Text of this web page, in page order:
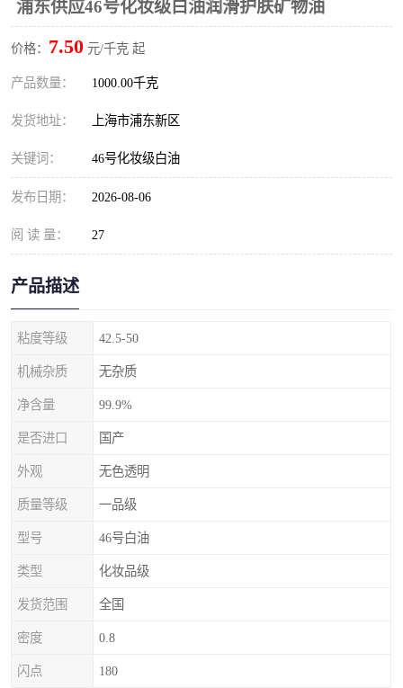
浦东供应46号化妆级白油润滑护肤矿物油
价格： 7.50 元/千克 起
产品数量： 1000.00千克
发货地址： 上海市浦东新区
关键词： 46号化妆级白油
发布日期： 2026-08-06
阅 读 量： 27
产品描述
粘度等级 42.5-50
机械杂质 无杂质
净含量 99.9%
是否进口 国产
外观 无色透明
质量等级 一品级
型号 46号白油
类型 化妆品级
发货范围 全国
密度 0.8
闪点 180